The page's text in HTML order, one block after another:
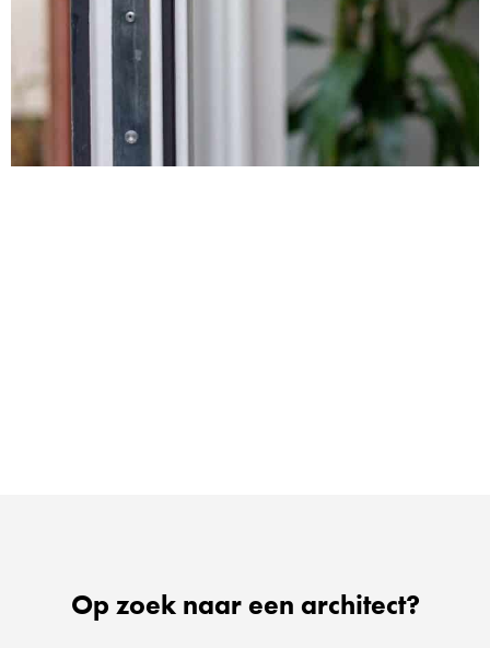
Op zoek naar een architect?